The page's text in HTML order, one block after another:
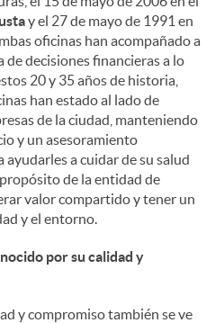
y el 27 de mayo de 1991 en
oficinas han acompañado a
de decisiones financieras a lo
20 y 35 años de historia,
han estado al lado de
de la ciudad, manteniendo
y un asesoramiento
a cuidar de su salud
de la entidad de
valor compartido y tener un
y el entorno.
por su calidad y
y compromiso también se ve